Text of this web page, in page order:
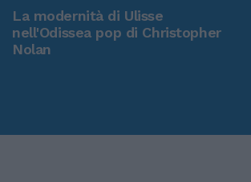
La modernità di Ulisse
nell'Odissea pop di Christopher
Nolan